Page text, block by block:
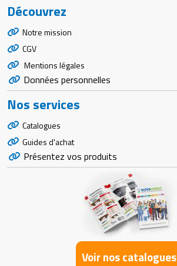
Découvrez
Notre mission
CGV
Mentions légales
Données personnelles
Nos services
Catalogues
Guides d'achat
Présentez vos produits
Voir nos catalogues